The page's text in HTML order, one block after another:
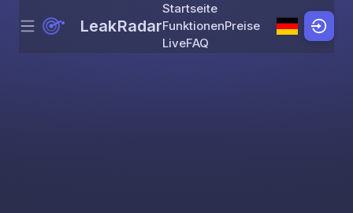
Skip to content
Menu LeakRadar
Startseite
FunktionenPreise
LiveFAQ